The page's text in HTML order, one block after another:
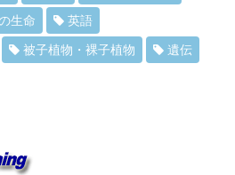
生命 英語
被子植物・裸子植物 遺伝